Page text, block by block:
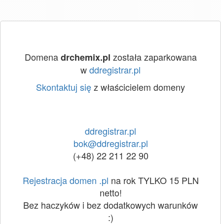
Domenadrchemix.pl została zaparkowana
wddregistrar.pl
Skontaktuj sięz właścicielem domeny
ddregistrar.pl
bok@ddregistrar.pl
(+48) 22 211 22 90
Rejestracja domen .pl na rok TYLKO 15 PLN
netto!
Bez haczyków i bez dodatkowych warunków
:)